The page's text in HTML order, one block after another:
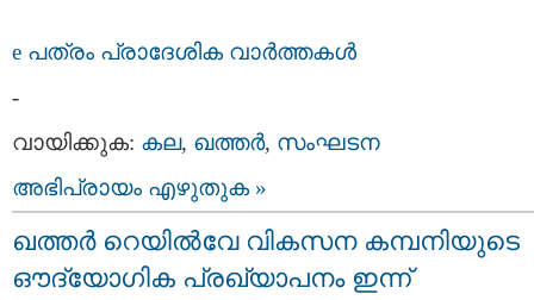
e പത്രം പ്രാദേശിക വാര്‍ത്തകള്‍
-
വായിക്കുക: കല, ഖത്തര്‍, സംഘടന
അഭിപ്രായം എഴുതുക »
ഖത്തര്‍ റെയില്‍വേ വികസന കമ്പനിയുടെ
ഔദ്യോഗിക പ്രഖ്യാപനം ഇന്ന്